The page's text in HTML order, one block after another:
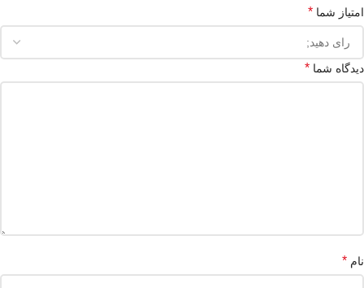
امتیاز شما *
دیدگاه شما *
نام *